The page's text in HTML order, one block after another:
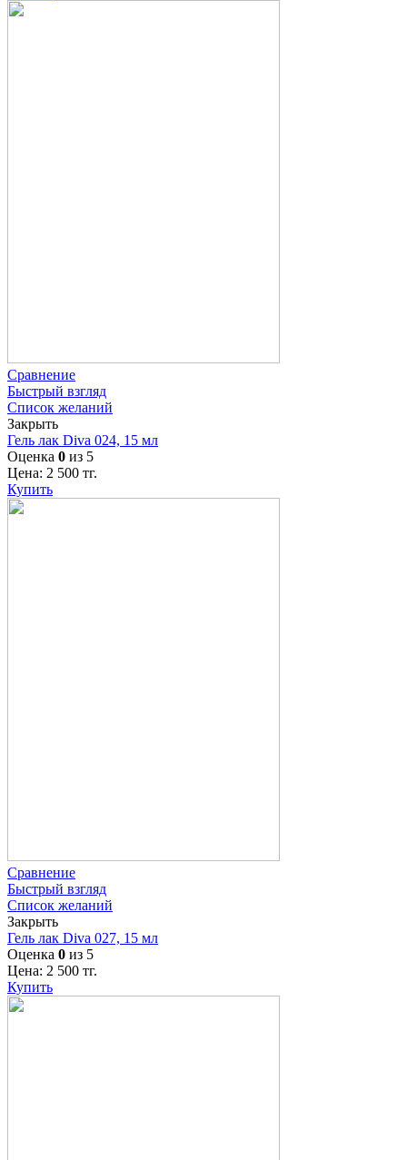
Сравнение
Быстрый взгляд
Список желаний
Закрыть
Гель лак Diva 024, 15 мл
Оценка 0 из 5
Цена: 2 500 тг.
Купить
Сравнение
Быстрый взгляд
Список желаний
Закрыть
Гель лак Diva 027, 15 мл
Оценка 0 из 5
Цена: 2 500 тг.
Купить